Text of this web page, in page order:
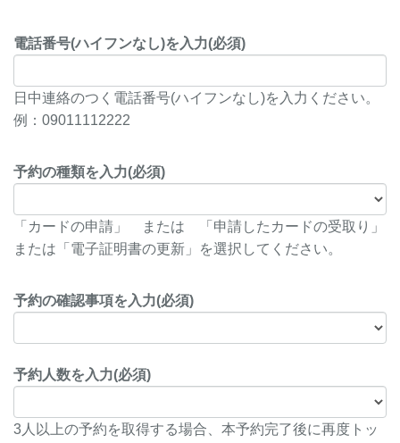
電話番号(ハイフンなし)を入力(必須)
日中連絡のつく電話番号(ハイフンなし)を入力ください。
例：09011112222
予約の種類を入力(必須)
「カードの申請」 または 「申請したカードの受取り」
または「電子証明書の更新」を選択してください。
予約の確認事項を入力(必須)
予約人数を入力(必須)
3人以上の予約を取得する場合、本予約完了後に再度トッ